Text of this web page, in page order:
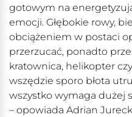
gotowym na
emocji. Głębokie rowy,
obciążeniem w postaci
przerzucać, ponadto
kratownica, helikopter
wszędzie sporo błota
wszystko wymaga dużej
– opowiada Adrian